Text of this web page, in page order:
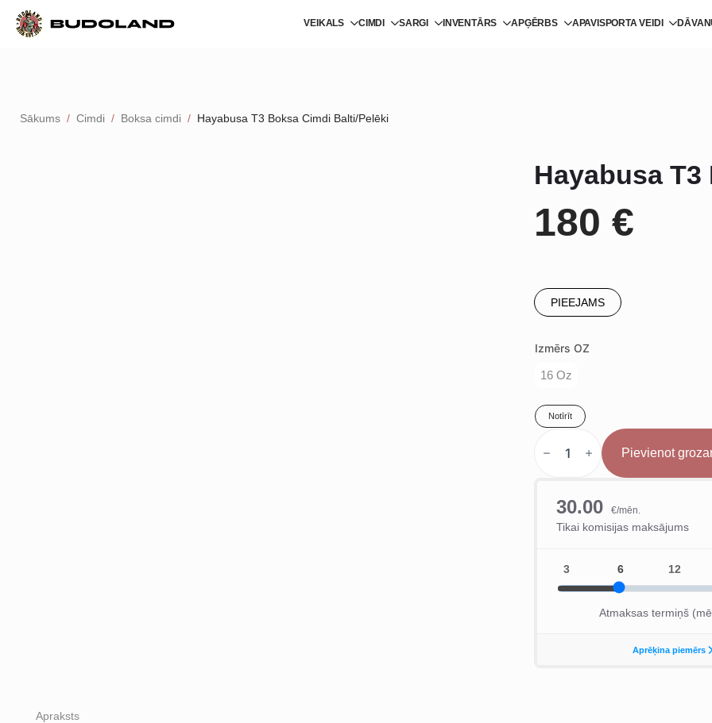
VEIKALS CIMDI SARGI INVENTĀRS APĢĒRBS APAVI SPORTA VEIDI
Sākums Cimdi Boksa cimdi Hayabusa T3 Boksa Cimdi Balti/Pelēki
Hayabusa
180 €
PIEEJAMS
Izmērs OZ
16 Oz
Notīrīt
Boksa
Pievienot
Apraksts